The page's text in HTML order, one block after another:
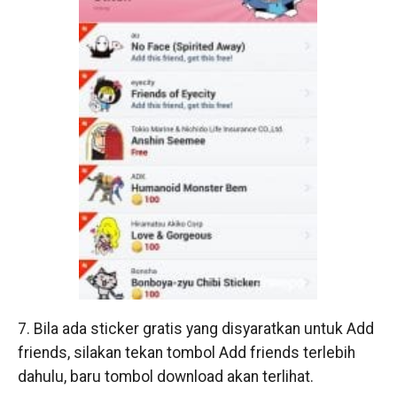
7. Bila ada sticker gratis yang disyaratkan untuk Add
friends, silakan tekan tombol Add friends terlebih
dahulu, baru tombol download akan terlihat.